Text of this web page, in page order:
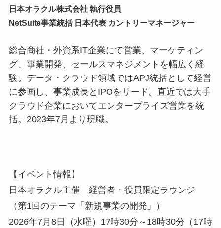
日本オラクル株式会社 執行役員
NetSuite事業統括 日本代表 カントリーマネージャー
総合商社・外資系IT企業にて営業、マーケティン
グ、事業開発、セールスマネジメントを幅広く経
験。データ・クラウド領域ではAPJ統括として経営
に参画し、事業成長とIPOをリード。直近では大手
クラウド企業においてエンタープライズ営業を統
括。2023年7月より現職。
【イベント情報】
日本オラクル主催 経営者・役員限定ラウンジ
（第1回のテーマ「新規事業の開発」）
2026年7月8日（水曜）17時30分～18時30分（17時